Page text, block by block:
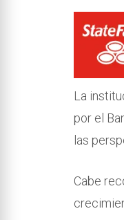
La
por el
las
Cabe